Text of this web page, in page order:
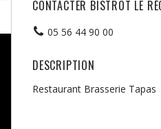
CONTACTER BISTROT LE
05 56 44 90 00
DESCRIPTION
Restaurant Brasserie Tapas